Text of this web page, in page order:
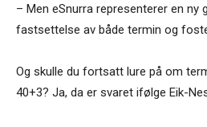
– Men eSnurra representerer en
fastsettelse av både termin og
Og skulle du fortsatt lure på om
40+3? Ja, da er svaret ifølge Eik-